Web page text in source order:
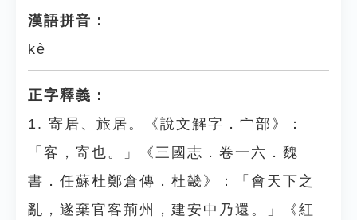
漢語拼音：
kè
正字釋義：
1. 寄居、旅居。《說文解字．宀部》：
「客，寄也。」《三國志．卷一六．魏
書．任蘇杜鄭倉傳．杜畿》：「會天下之
亂，遂棄官客荊州，建安中乃還。」《紅